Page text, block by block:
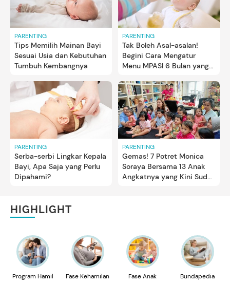
PARENTING
Tips Memilih Mainan Bayi
Sesuai Usia dan Kebutuhan
Tumbuh Kembangnya
PARENTING
Tak Boleh Asal-asalan!
Begini Cara Mengatur
Menu MPASI 6 Bulan yang
PARENTING
Serba-serbi Lingkar Kepala
Bayi, Apa Saja yang Perlu
Dipahami?
PARENTING
Gemas! 7 Potret Monica
Soraya Bersama 13 Anak
Angkatnya yang Kini Sudah
HIGHLIGHT
Program Hamil Fase Kehamilan Fase Anak Bundapedia